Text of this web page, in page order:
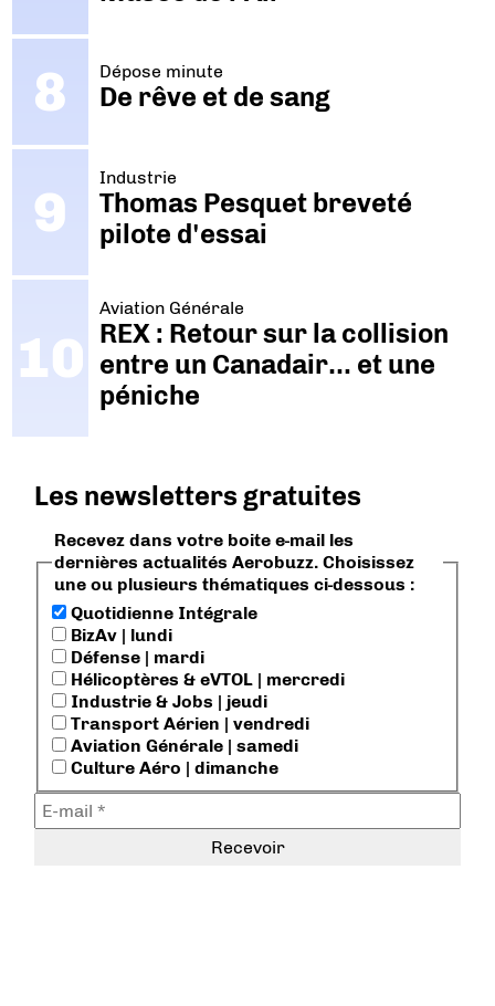
Dépose minute
De rêve et de sang
Industrie
Thomas Pesquet breveté
pilote d'essai
Aviation Générale
REX : Retour sur la collision
entre un Canadair… et une
péniche
Les newsletters gratuites
Recevez dans votre boite e-mail les
dernières actualités Aerobuzz. Choisissez
une ou plusieurs thématiques ci-dessous :
Quotidienne Intégrale
BizAv | lundi
Défense | mardi
Hélicoptères & eVTOL | mercredi
Industrie & Jobs | jeudi
Transport Aérien | vendredi
Aviation Générale | samedi
Culture Aéro | dimanche